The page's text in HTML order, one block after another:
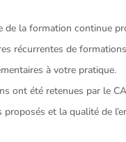
de la formation continue
récurrentes de
à votre pratique.
ont été retenues par le
et la qualité de